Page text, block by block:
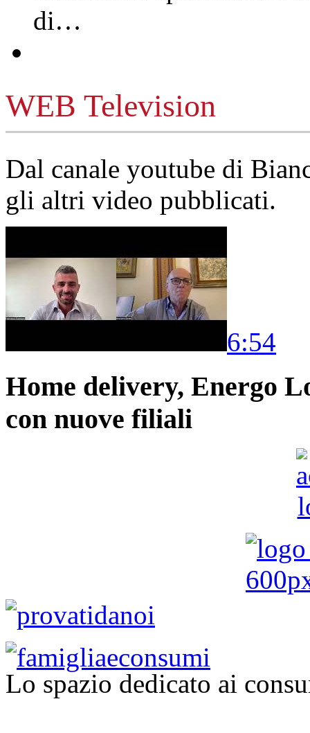
di…
WEB Television
Dal canale youtube di
gli altri video pubblicati.
6:54
Home delivery, Energo
con nuove filiali
Lo spazio dedicato ai